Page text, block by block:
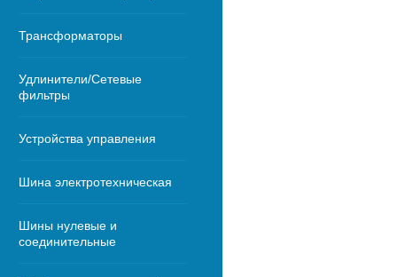
Трансформаторы
Удлинители/Сетевые
фильтры
Устройства управления
Шина электротехническая
Шины нулевые и
соединительные